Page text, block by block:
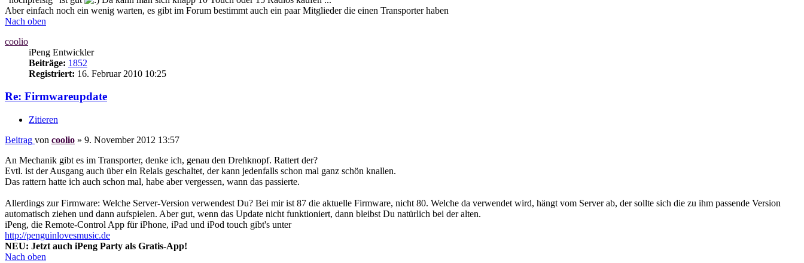
Aber einfach noch ein wenig warten, es gibt im Forum bestimmt auch ein paar Mitglieder die einen Transporter haben
Nach oben
coolio
iPeng Entwickler
Beiträge: 1852
Registriert: 16. Februar 2010 10:25
Re: Firmwareupdate
Zitieren
Beitrag von coolio » 9. November 2012 13:57
An Mechanik gibt es im Transporter, denke ich, genau den Drehknopf. Rattert der?
Evtl. ist der Ausgang auch über ein Relais geschaltet, der kann jedenfalls schon mal ganz schön knallen.
Das rattern hatte ich auch schon mal, habe aber vergessen, wann das passierte.
Allerdings zur Firmware: Welche Server-Version verwendest Du? Bei mir ist 87 die aktuelle Firmware, nicht 80. Welche da verwendet wird, hängt vom Server ab, der sollte sich die zu ihm passende Version
automatisch ziehen und dann aufspielen. Aber gut, wenn das Update nicht funktioniert, dann bleibst Du natürlich bei der alten.
iPeng, die Remote-Control App für iPhone, iPad und iPod touch gibt's unter
http://penguinlovesmusic.de
NEU: Jetzt auch iPeng Party als Gratis-App!
Nach oben